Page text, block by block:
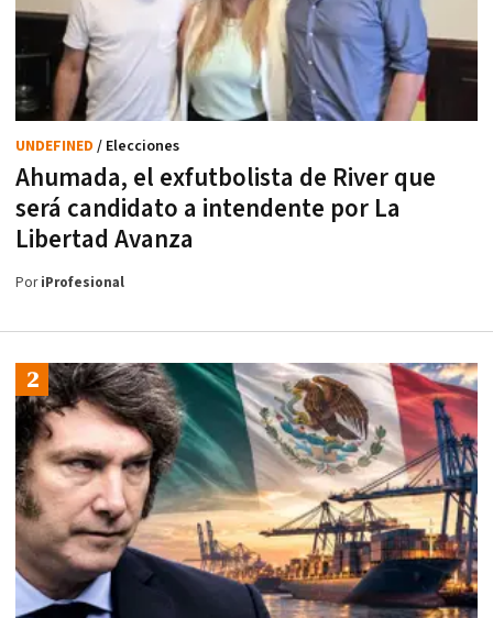
Ahumada, el exfutbolista de River que
será candidato a intendente por La
Libertad Avanza
UNDEFINED / Elecciones
PoriProfesional